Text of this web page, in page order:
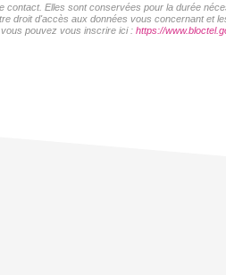
Elles sont conservées pour la durée
droit d'accès aux données vous concernant et
pouvez vous inscrire ici : https://